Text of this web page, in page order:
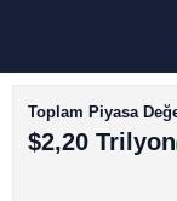
Toplam Piyasa
$2,20 Trilyon